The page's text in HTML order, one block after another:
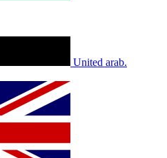
United arab.